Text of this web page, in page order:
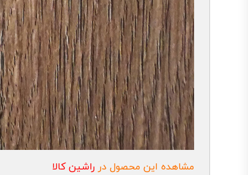
مشاهده این محصول در راشین کالا